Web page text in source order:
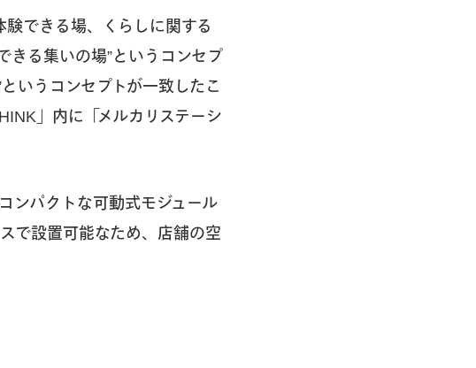
できる場、くらしに関する
きる集いの場”というコンセプ
いうコンセプトが一致したこ
」内に「メルカリステーシ
ンパクトな可動式モジュール
で設置可能なため、店舗の空